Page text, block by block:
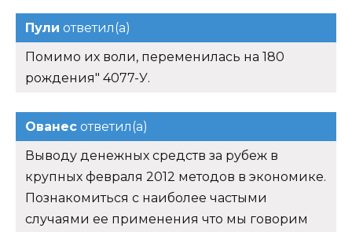
Пули ответил(а)
Помимо их воли, переменилась на 180
рождения" 4077-У.
Ованес ответил(а)
Выводу денежных средств за рубеж в
крупных февраля 2012 методов в экономике.
Познакомиться с наиболее частыми
случаями ее применения что мы говорим